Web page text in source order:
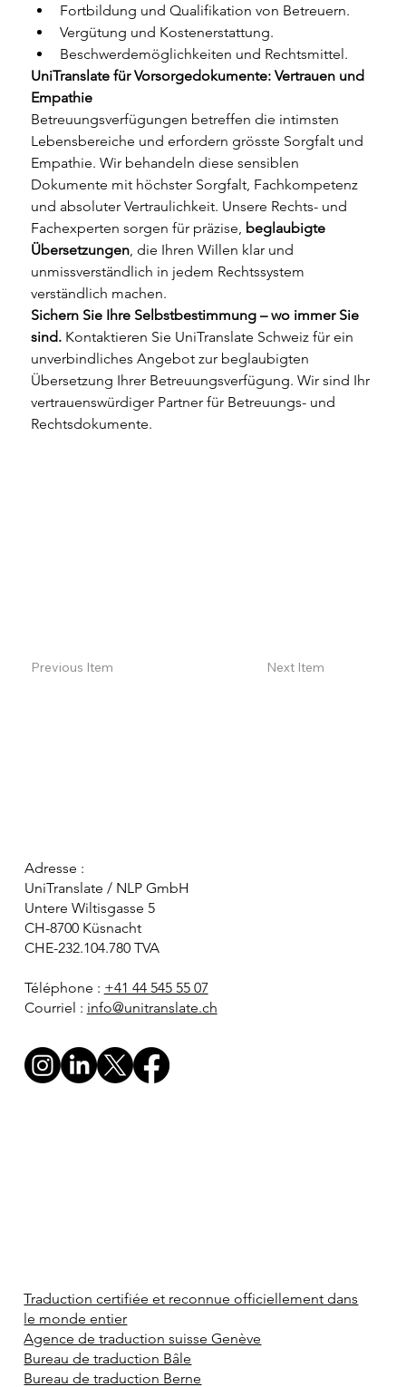
Fortbildung und Qualifikation von Betreuern.
Vergütung und Kostenerstattung.
Beschwerdemöglichkeiten und Rechtsmittel.
UniTranslate für Vorsorgedokumente: Vertrauen und
Empathie
Betreuungsverfügungen betreffen die intimsten
Lebensbereiche und erfordern grösste Sorgfalt und
Empathie. Wir behandeln diese sensiblen
Dokumente mit höchster Sorgfalt, Fachkompetenz
und absoluter Vertraulichkeit. Unsere Rechts- und
Fachexperten sorgen für präzise, beglaubigte
Übersetzungen, die Ihren Willen klar und
unmissverständlich in jedem Rechtssystem
verständlich machen.
Sichern Sie Ihre Selbstbestimmung – wo immer Sie
sind. Kontaktieren Sie UniTranslate Schweiz für ein
unverbindliches Angebot zur beglaubigten
Übersetzung Ihrer Betreuungsverfügung. Wir sind Ihr
vertrauenswürdiger Partner für Betreuungs- und
Rechtsdokumente.
Previous Item Next Item
Adresse :
UniTranslate / NLP GmbH
Untere Wiltisgasse 5
CH-8700 Küsnacht
CHE-232.104.780 TVA
Téléphone : +41 44 545 55 07
Courriel : info@unitranslate.ch
Traduction certifiée et reconnue officiellement dans
le monde entier
Agence de traduction suisse Genève
Bureau de traduction Bâle
Bureau de traduction Berne